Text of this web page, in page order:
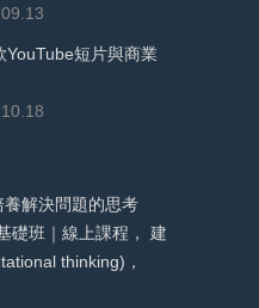
YouTube短片與商業
解決問題的思考
礎班｜線上課程， 建
thinking)，